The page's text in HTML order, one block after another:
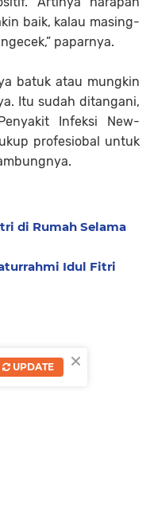
baik, kalau masing-
paparnya.
batuk atau mungkin
Itu sudah ditangani,
Infeksi New-
profesiobal untuk
di Rumah Selama
Idul Fitri
×
UPDATE